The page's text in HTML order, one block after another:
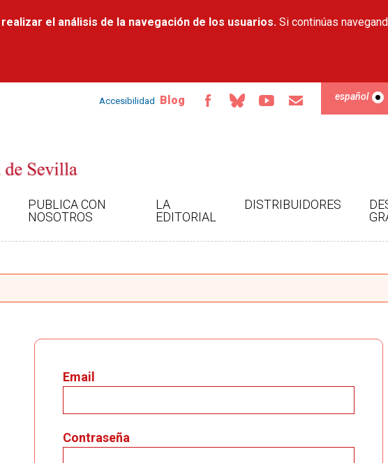
contenido
el análisis de la navegación de los usuarios. Si continúas
Accesibilidad Blog español
PUBLICA CON
NOSOTROS
LA
EDITORIAL
DISTRIBUIDORES
Email
Contraseña